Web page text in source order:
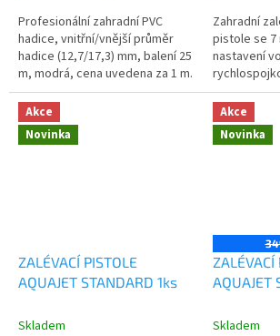
Profesionální zahradní PVC
hadice, vnitřní/vnější průměr
hadice (12,7/17,3) mm, balení 25
m, modrá, cena uvedena za 1 m.
MADE IN CZECH REP.
Zahradní
pistole se 7
nastavení
Akce
Novinka
ZALÉVACÍ PISTOLE
AQUAJET STANDARD 1ks
Skladem
Akce
Novinka
ZALÉVACÍ
AQUAJET
Skladem